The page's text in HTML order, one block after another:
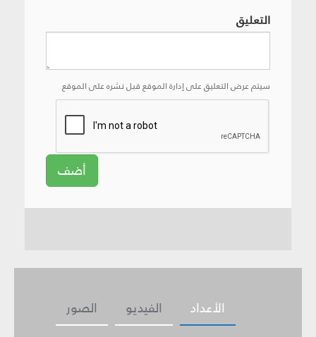
التعليق
سيتم عرض التعليق على إدارة الموقع قبل نشره على الموقع
أضف
الصور الفيديو الأعداد